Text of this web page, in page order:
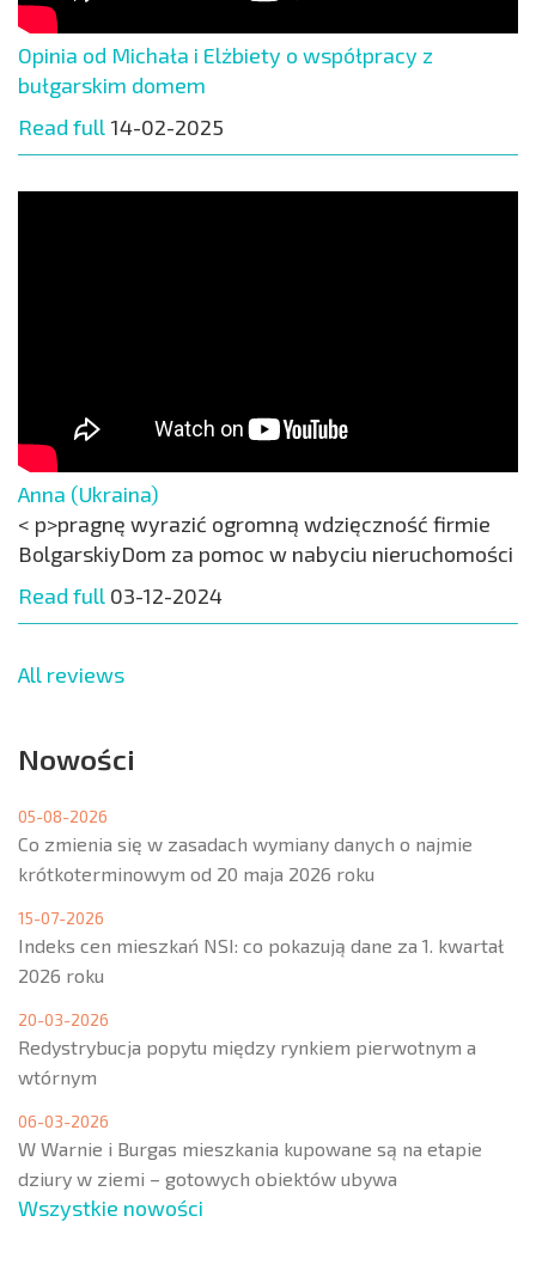
Opinia od Michała i Elżbiety o współpracy z
bułgarskim domem
Read full 14-02-2025
Anna (Ukraina)
< p>pragnę wyrazić ogromną wdzięczność firmie
BolgarskiyDom za pomoc w nabyciu nieruchomości
Read full 03-12-2024
All reviews
Nowości
05-08-2026
Co zmienia się w zasadach wymiany danych o najmie
krótkoterminowym od 20 maja 2026 roku
15-07-2026
Indeks cen mieszkań NSI: co pokazują dane za 1. kwartał
2026 roku
20-03-2026
Redystrybucja popytu między rynkiem pierwotnym a
wtórnym
06-03-2026
W Warnie i Burgas mieszkania kupowane są na etapie
dziury w ziemi – gotowych obiektów ubywa
Wszystkie nowości